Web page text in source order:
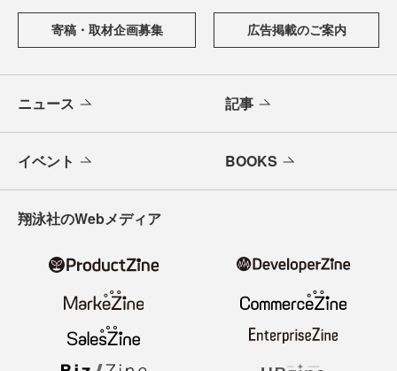
寄稿・取材企画募集 広告掲載のご案内
ニュース 記事
イベント BOOKS
翔泳社のWebメディア